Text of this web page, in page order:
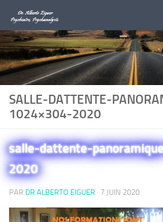
Au dessous du contenu
SALLE-DATTENTE-
1024×304-2020
salle-dattente-
2020
PAR DR ALBERTO EIGUER · 7 JUIN 2020